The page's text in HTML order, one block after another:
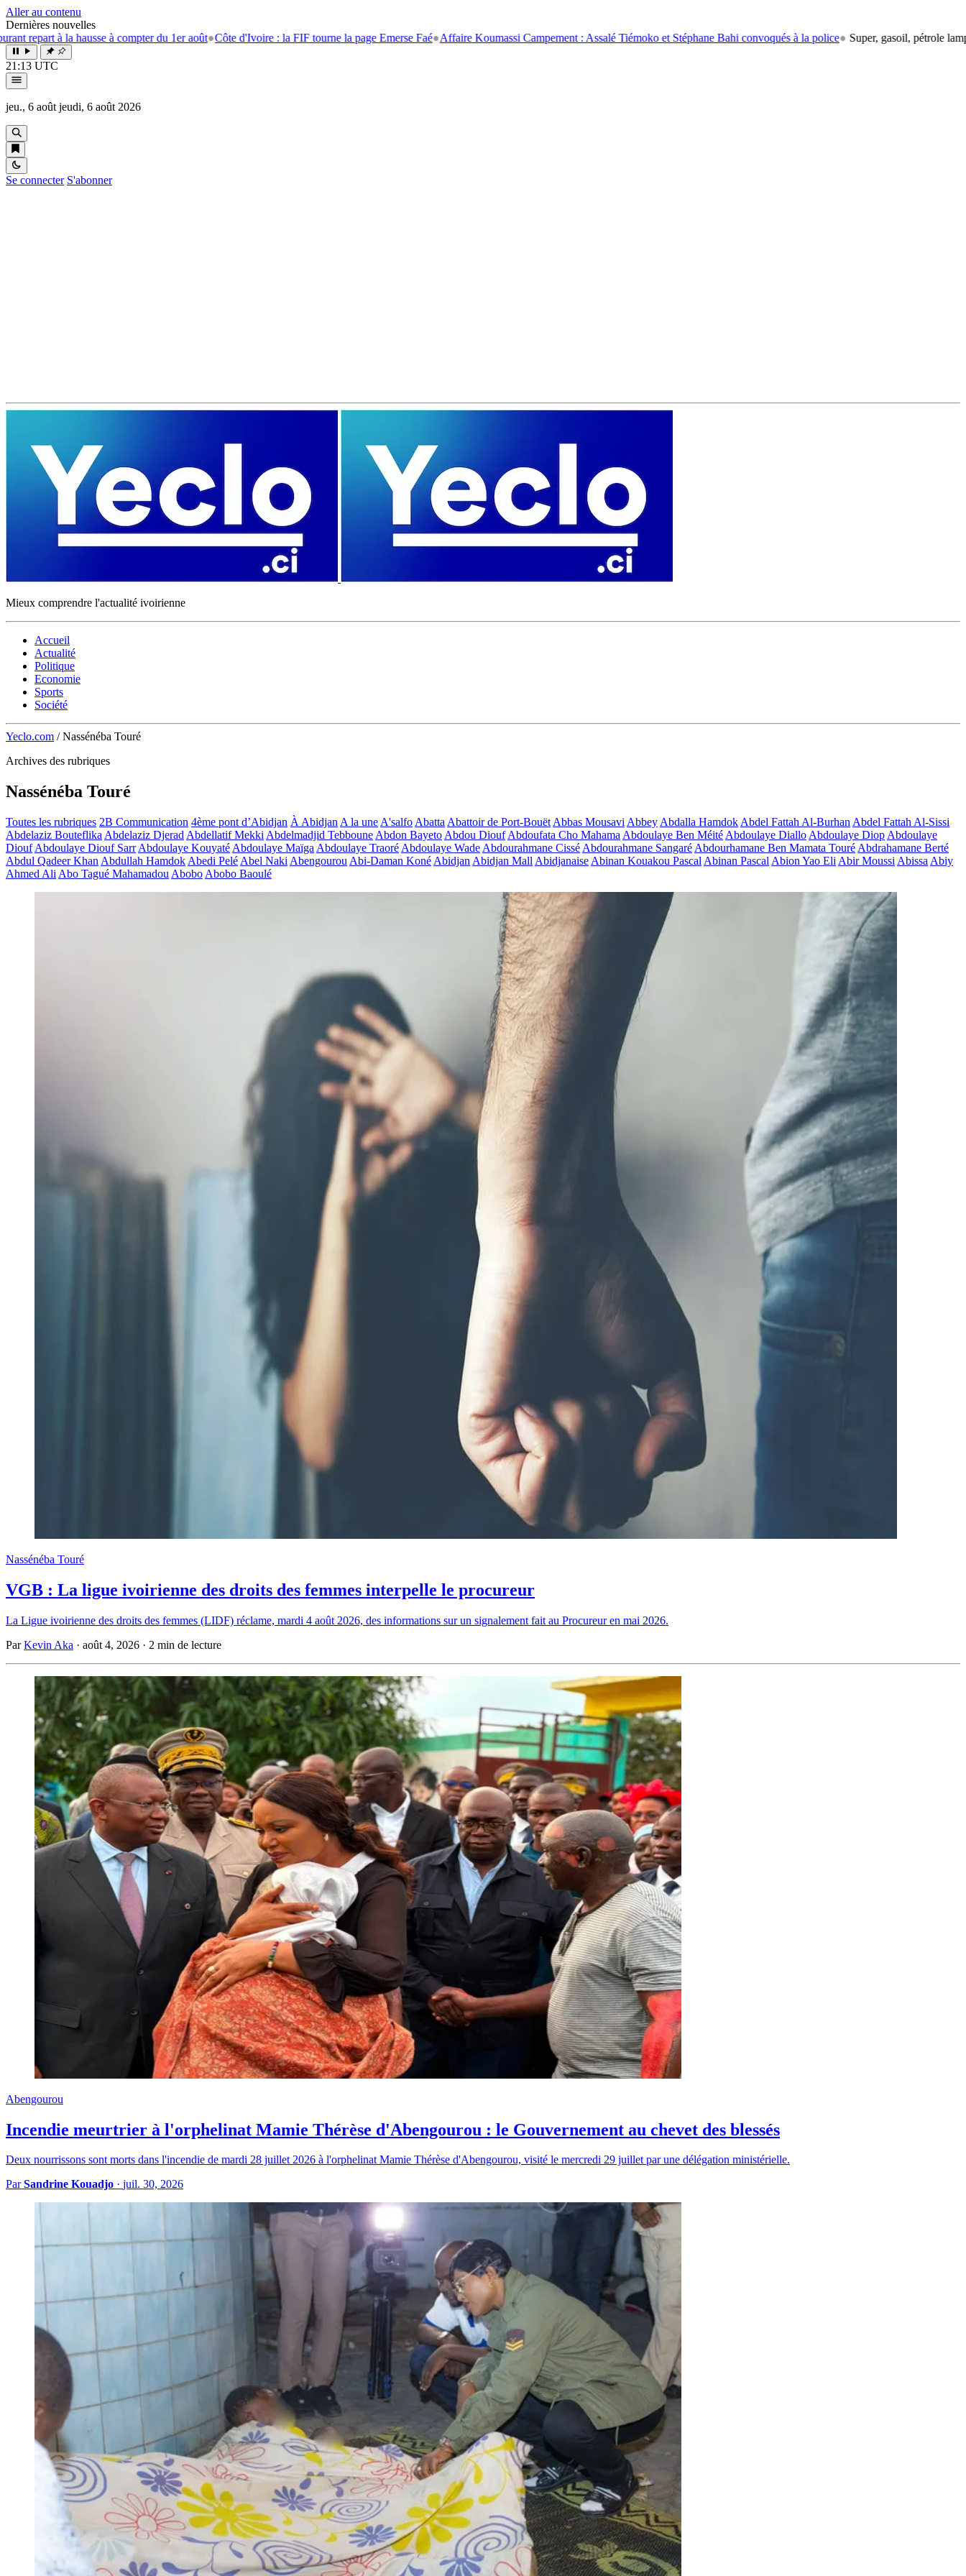
Aller au contenu
Dernières nouvelles
la hausse à compter du 1er août●Côte d'Ivoire : la FIF tourne la page Emerse Faé●Affaire Koumassi Campement : Assalé Tiémoko et Stéphane Bahi convoqués à la police● Super, gasoil, pétrole lampant: le
21:13 UTC
jeu., 6 août jeudi, 6 août 2026
Se connecter S'abonner
Mieux comprendre l'actualité ivoirienne
Accueil
Actualité
Politique
Economie
Sports
Société
Yeclo.com / Nassénéba Touré
Archives des rubriques
Nassénéba Touré
Toutes les rubriques 2B Communication 4ème pont d’Abidjan À Abidjan A la une A'salfo Abatta Abattoir de Port-Bouët Abbas Mousavi Abbey Abdalla Hamdok Abdel Fattah Al-Burhan Abdel Fattah Al-Sissi
Abdelaziz Bouteflika Abdelaziz Djerad Abdellatif Mekki Abdelmadjid Tebboune Abdon Bayeto Abdou Diouf Abdoufata Cho Mahama Abdoulaye Ben Méité Abdoulaye Diallo Abdoulaye Diop Abdoulaye
Diouf Abdoulaye Diouf Sarr Abdoulaye Kouyaté Abdoulaye Maïga Abdoulaye Traoré Abdoulaye Wade Abdourahmane Cissé Abdourahmane Sangaré Abdourhamane Ben Mamata Touré Abdrahamane Berté
Abdul Qadeer Khan Abdullah Hamdok Abedi Pelé Abel Naki Abengourou Abi-Daman Koné Abidjan Abidjan Mall Abidjanaise Abinan Kouakou Pascal Abinan Pascal Abion Yao Eli Abir Moussi Abissa Abiy
Ahmed Ali Abo Tagué Mahamadou Abobo Abobo Baoulé
Nassénéba Touré
VGB : La ligue ivoirienne des droits des femmes interpelle le procureur
La Ligue ivoirienne des droits des femmes (LIDF) réclame, mardi 4 août 2026, des informations sur un signalement fait au Procureur en mai 2026.
ParKevin Aka · août 4, 2026 · 2 min de lecture
Abengourou
Incendie meurtrier à l'orphelinat Mamie Thérèse d'Abengourou : le Gouvernement au chevet des blessés
Deux nourrissons sont morts dans l'incendie de mardi 28 juillet 2026 à l'orphelinat Mamie Thérèse d'Abengourou, visité le mercredi 29 juillet par une délégation ministérielle.
ParSandrine Kouadjo · juil. 30, 2026